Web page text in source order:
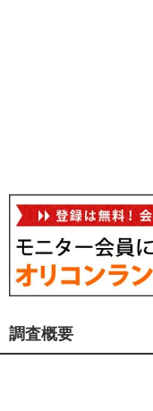
調査概要